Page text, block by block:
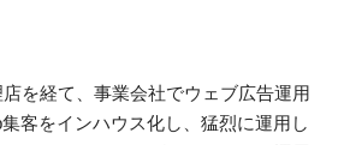
を経て、事業会社でウェブ広告運用
客をインハウス化し、猛烈に運用し